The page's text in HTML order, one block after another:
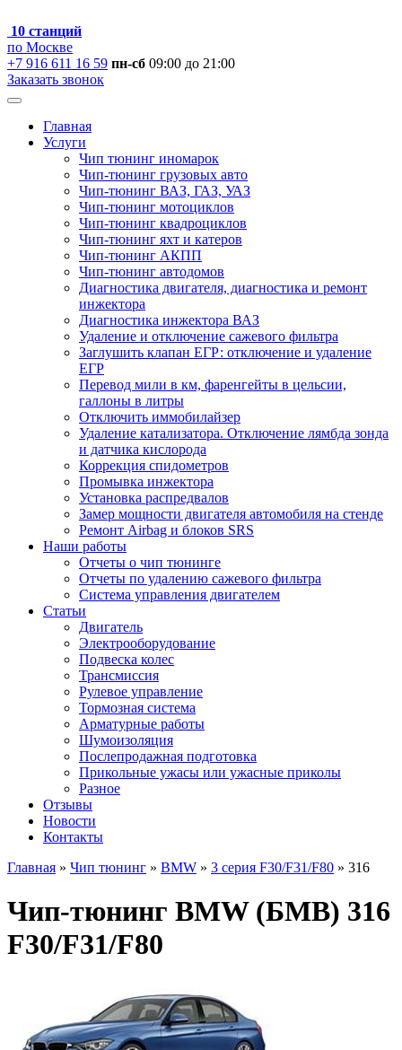
10 станций
по Москве
+7 916 611 16 59 пн-сб 09:00 до 21:00
Заказать звонок
Главная
Услуги
Чип тюнинг иномарок
Чип-тюнинг грузовых авто
Чип-тюнинг ВАЗ, ГАЗ, УАЗ
Чип-тюнинг мотоциклов
Чип-тюнинг квадроциклов
Чип-тюнинг яхт и катеров
Чип-тюнинг АКПП
Чип-тюнинг автодомов
Диагностика двигателя, диагностика и ремонт
инжектора
Диагностика инжектора ВАЗ
Удаление и отключение сажевого фильтра
Заглушить клапан ЕГР: отключение и удаление
ЕГР
Перевод мили в км, фаренгейты в цельсии,
галлоны в литры
Отключить иммобилайзер
Удаление катализатора. Отключение лямбда зонда
и датчика кислорода
Коррекция спидометров
Промывка инжектора
Установка распредвалов
Замер мощности двигателя автомобиля на стенде
Ремонт Airbag и блоков SRS
Наши работы
Отчеты о чип тюнинге
Отчеты по удалению сажевого фильтра
Система управления двигателем
Статьи
Двигатель
Электрооборудование
Подвеска колес
Трансмиссия
Рулевое управление
Тормозная система
Арматурные работы
Шумоизоляция
Послепродажная подготовка
Прикольные ужасы или ужасные приколы
Разное
Отзывы
Новости
Контакты
Главная » Чип тюнинг » BMW » 3 серия F30/F31/F80 » 316
Чип-тюнинг BMW (БМВ) 316
F30/F31/F80